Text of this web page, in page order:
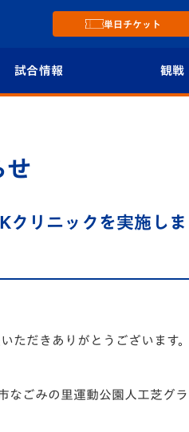
単日チケット
試合情報
トギャラリー
観戦
Revive Team
せ
リニックを実施しま
ただきありがとうございます。
なごみの里運動公園人工芝グ